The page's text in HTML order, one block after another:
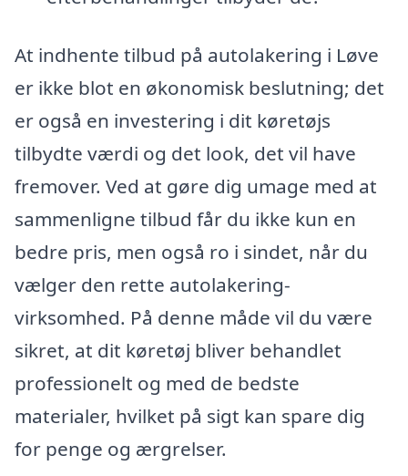
At indhente tilbud på autolakering i Løve
er ikke blot en økonomisk beslutning; det
er også en investering i dit køretøjs
tilbydte værdi og det look, det vil have
fremover. Ved at gøre dig umage med at
sammenligne tilbud får du ikke kun en
bedre pris, men også ro i sindet, når du
vælger den rette autolakering-
virksomhed. På denne måde vil du være
sikret, at dit køretøj bliver behandlet
professionelt og med de bedste
materialer, hvilket på sigt kan spare dig
for penge og ærgrelser.